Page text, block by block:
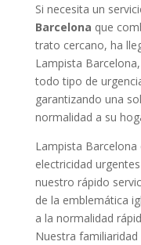
Si necesita un
Barcelona que
trato cercano, ha
Lampista
todo tipo de
garantizando una
normalidad a su
Lampista
electricidad
nuestro rápido
de la emblemática
a la normalidad
Nuestra